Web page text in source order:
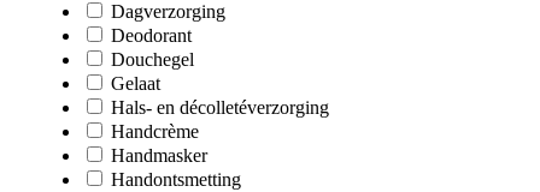
Dagverzorging
Deodorant
Douchegel
Gelaat
Hals- en décolletéverzorging
Handcrème
Handmasker
Handontsmetting